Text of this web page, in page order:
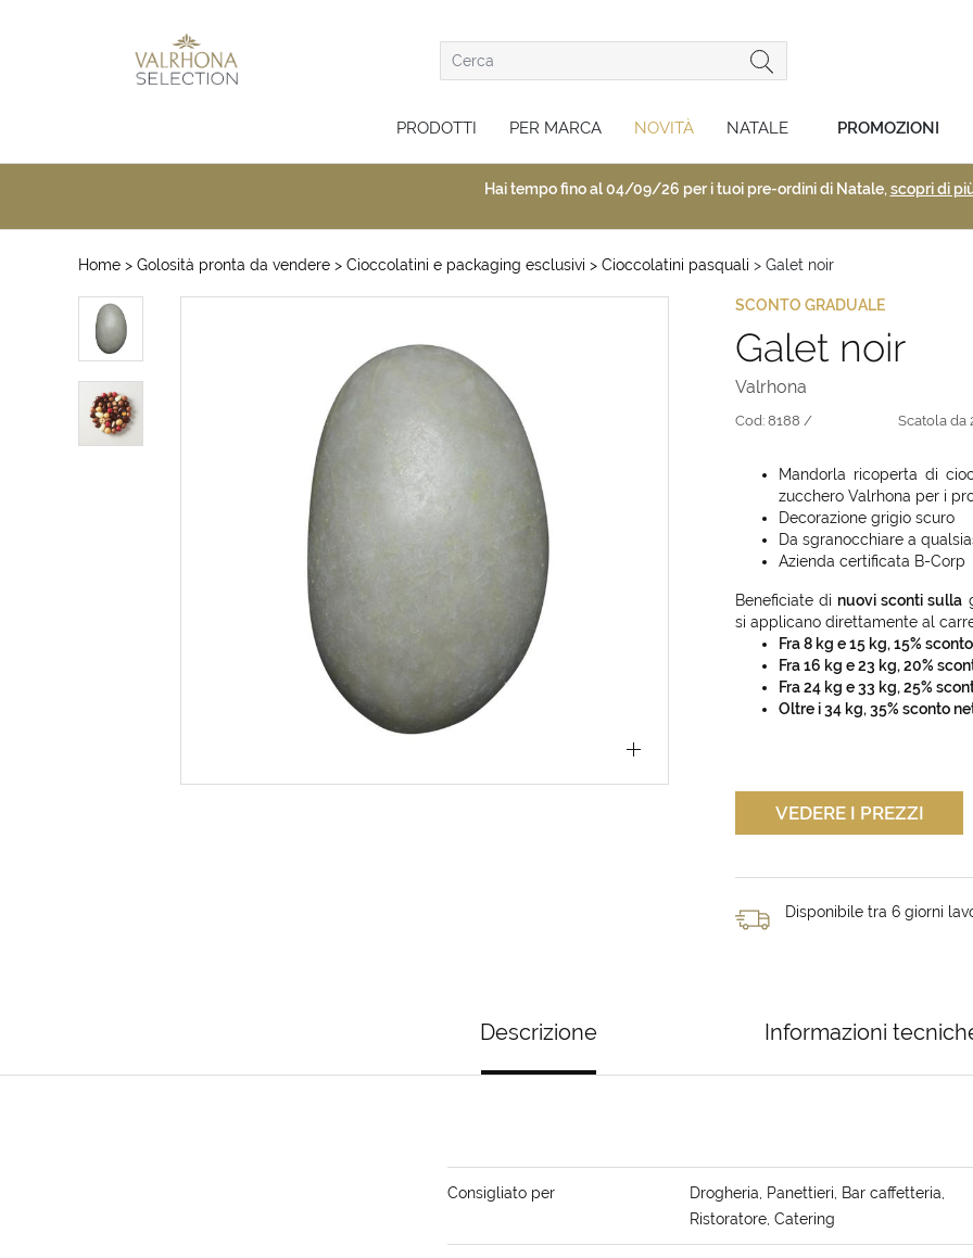
PRODOTTI PER MARCA NOVITÀ NATALE PROMOZIONI
Hai tempo fino al 04/09/26 per i tuoi pre-ordini di Natale, scopri di
Home > Golosità pronta da vendere > Cioccolatini e packaging esclusivi > Cioccolatini pasquali > Galet noir
SCONTO GRADUALE
Galet noir
Valrhona
Cod: 8188 / Scatola da
Mandorla ricoperta di
zucchero Valrhona per i
Decorazione grigio scuro
Da sgranocchiare a
Azienda certificata B-Corp
Beneficiate di nuovi sconti sulla
si applicano direttamente al
Fra 8 kg e 15 kg, 15%
Fra 16 kg e 23 kg, 20%
Fra 24 kg e 33 kg, 25%
Oltre i 34 kg, 35% sconto
VEDERE I PREZZI
Disponibile tra 6 giorni
Descrizione Informazioni
Consigliato per
Drogheria, Panettieri, Bar caffetteria,
Ristoratore, Catering